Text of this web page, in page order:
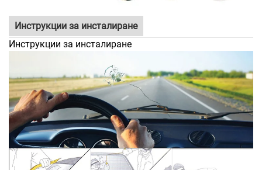
Инструкции за инсталиране
Инструкции за инсталиране